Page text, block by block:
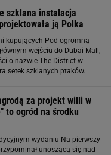
szklana instalacja
ją Polka
kupujących Pod ogromną
wejściu do Dubai Mall,
o nazwie The District w
setek szklanych ptaków.
za projekt willi w
to ogród na środku
wydaniu Na pierwszy
unoszącą się nad